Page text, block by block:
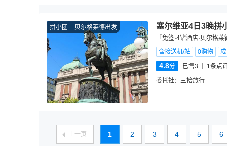
拼小团 贝尔格莱德出发 塞尔维亚4日3晚拼
『免签·4钻酒店·贝尔格
含接送机/站
0购物
4.8分 已售3 1条点
委托社： 三拾旅行
上一页 1 2 3 4 5 6